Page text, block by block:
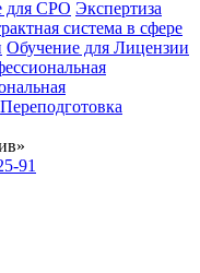
для СРО Экспертиза
система в сфере
Обучение для Лицензии
Переподготовка
91